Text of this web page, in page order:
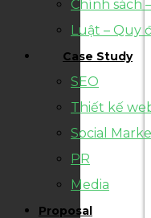
Chính sách
Luật – Quy
Case Study
SEO
Thiết kế
Social
PR
Media
Proposal